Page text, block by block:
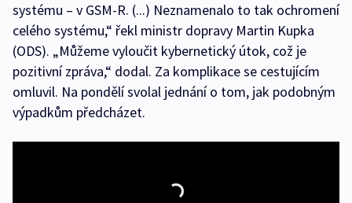
systému – v GSM-R. (...) Neznamenalo to tak ochromení
celého systému,“ řekl ministr dopravy Martin Kupka
(ODS). „Můžeme vyloučit kybernetický útok, což je
pozitivní zpráva,“ dodal. Za komplikace se cestujícím
omluvil. Na pondělí svolal jednání o tom, jak podobným
výpadkům předcházet.